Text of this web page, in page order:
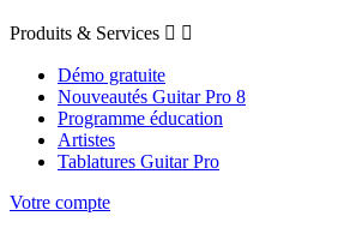
Produits & Services  
Démo gratuite
Nouveautés Guitar Pro 8
Programme éducation
Artistes
Tablatures Guitar Pro
Votre compte